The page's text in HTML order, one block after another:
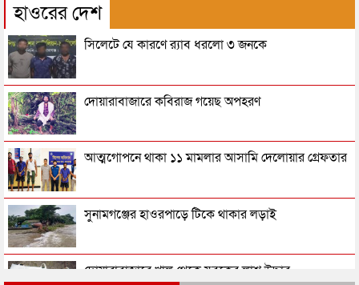
হাওরের দেশ
সিলেটে যে কারণে র‌্যাব ধরলো ৩ জনকে
দোয়ারাবাজারে কবিরাজ গয়েছ অপহরণ
আত্মগোপনে থাকা ১১ মামলার আসামি দেলোয়ার গ্রেফতার
সুনামগঞ্জের হাওরপাড়ে টিকে থাকার লড়াই
দোয়ারাবাজারে খাল থেকে যুবকের লাশ উদ্ধার